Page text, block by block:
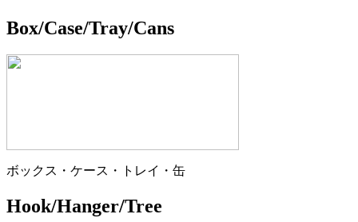
Box/Case/Tray/Cans
ボックス・ケース・トレイ・缶
Hook/Hanger/Tree